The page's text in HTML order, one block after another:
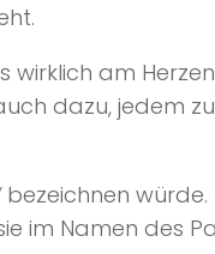
wirklich am
dazu, jedem
bezeichnen würde.
im Namen des